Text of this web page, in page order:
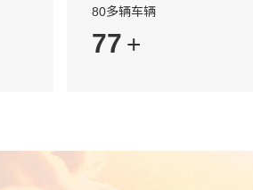
80多辆车辆
80 +